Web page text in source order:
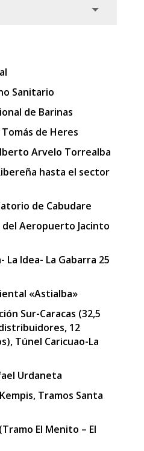
Sanitario
de Barinas
de Heres
Arvelo Torrealba
hasta el sector
de Cabudare
Aeropuerto Jacinto
Idea- La Gabarra 25
«Astialba»
Sur-Caracas (32,5
12
Túnel Caricuao-La
Urdaneta
Tramos Santa
El Menito – El